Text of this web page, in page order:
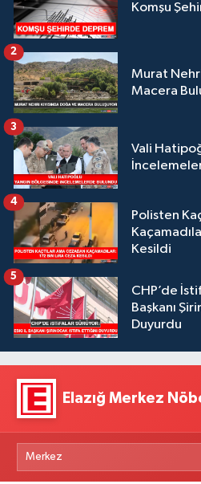
Komşu
Murat Nehri
Macera
2
Vali
3
Polisten
Kesildi
4
CHP’de
Başkanı
Duyurdu
5
Elazığ Merkez